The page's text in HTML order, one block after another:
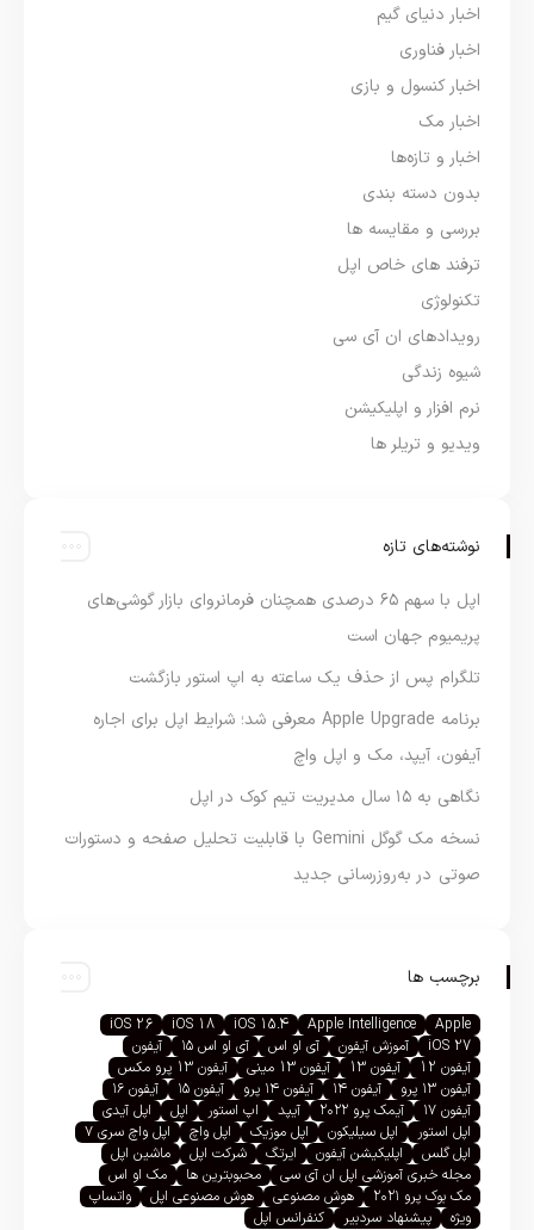
اخبار دنیای گیم
اخبار فناوری
اخبار کنسول و بازی
اخبار مک
اخبار و تازه‌ها
بدون دسته بندی
بررسی و مقایسه ها
ترفند های خاص اپل
تکنولوژی
رویدادهای ان آی سی
شیوه زندگی
نرم افزار و اپلیکیشن
ویدیو و تریلر ها
نوشته‌های تازه
اپل با سهم ۶۵ درصدی همچنان فرمانروای بازار گوشی‌های
پریمیوم جهان است
تلگرام پس از حذف یک ساعته به اپ استور بازگشت
برنامه Apple Upgrade معرفی شد؛ شرایط اپل برای اجاره
آیفون، آیپد، مک و اپل واچ
نگاهی به ۱۵ سال مدیریت تیم کوک در اپل
نسخه مک گوگل Gemini با قابلیت تحلیل صفحه و دستورات
صوتی در به‌روزرسانی جدید
برچسب ها
Apple
Apple Intelligence
iOS 15.4
iOS 18
iOS 26
iOS 27
آموزش آیفون آی او اس آی او اس ۱۵
آیفون
آیفون 12
آیفون 13 آیفون 13 مینی
آیفون 13 پرو مکس
آیفون ۱۳ پرو
آیفون ۱۴ آیفون ۱۴ پرو آیفون ۱۵
آیفون ۱۶
آیفون ۱۷
آیمک پرو ۲۰۲۲ آیپد اپ استور اپل
اپل آیدی
اپل استور
اپل سیلیکون اپل موزیک اپل واچ
اپل واچ سری ۷
اپل گلس
اپلیکیشن آیفون ایرتگ شرکت اپل
ماشین اپل
مجله خبری آموزشی اپل ان آی سی
محبوبترین ها
مک او اس
مک بوک پرو ۲۰۲۱
هوش مصنوعی هوش مصنوعی اپل
واتساپ
ویژه
پیشنهاد سردبیر کنفرانس اپل